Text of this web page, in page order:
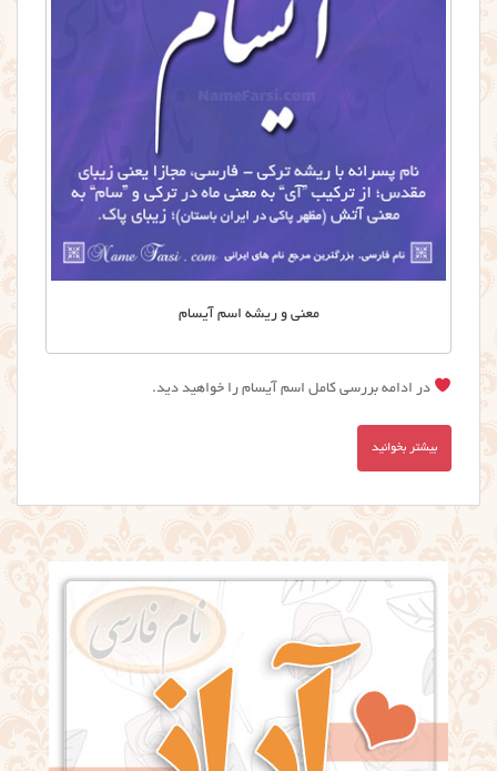
معنی و ریشه اسم آیسام
در ادامه بررسی کامل اسم آیسام را خواهید دید.
بیشتر بخوانید